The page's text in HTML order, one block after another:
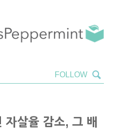
자살율 감소, 그 배